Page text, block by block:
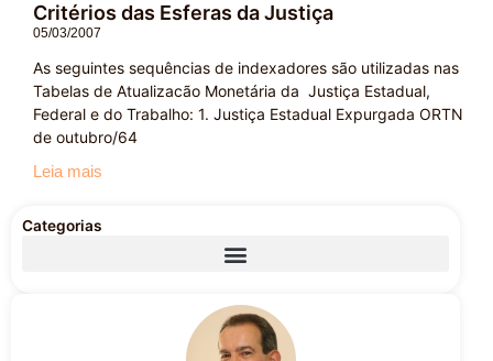
Critérios das Esferas da Justiça
05/03/2007
As seguintes sequências de indexadores são utilizadas nas
Tabelas de Atualizacão Monetária da Justiça Estadual,
Federal e do Trabalho: 1. Justiça Estadual Expurgada ORTN
de outubro/64
Leia mais
Categorias